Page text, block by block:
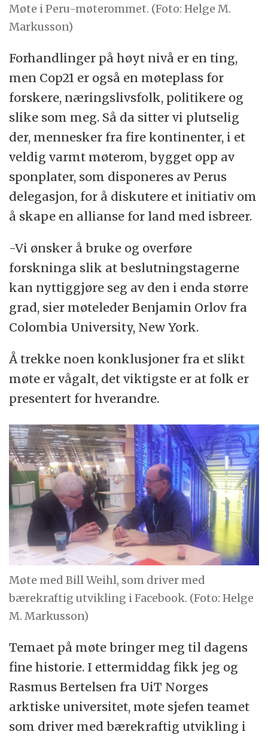
Møte i Peru-møterommet. (Foto: Helge M.
Markusson)
Forhandlinger på høyt nivå er en ting,
men Cop21 er også en møteplass for
forskere, næringslivsfolk, politikere og
slike som meg. Så da sitter vi plutselig
der, mennesker fra fire kontinenter, i et
veldig varmt møterom, bygget opp av
sponplater, som disponeres av Perus
delegasjon, for å diskutere et initiativ om
å skape en allianse for land med isbreer.
-Vi ønsker å bruke og overføre
forskninga slik at beslutningstagerne
kan nyttiggjøre seg av den i enda større
grad, sier møteleder Benjamin Orlov fra
Colombia University, New York.
Å trekke noen konklusjoner fra et slikt
møte er vågalt, det viktigste er at folk er
presentert for hverandre.
Møte med Bill Weihl, som driver med
bærekraftig utvikling i Facebook. (Foto: Helge
M. Markusson)
Temaet på møte bringer meg til dagens
fine historie. I ettermiddag fikk jeg og
Rasmus Bertelsen fra UiT Norges
arktiske universitet, møte sjefen teamet
som driver med bærekraftig utvikling i